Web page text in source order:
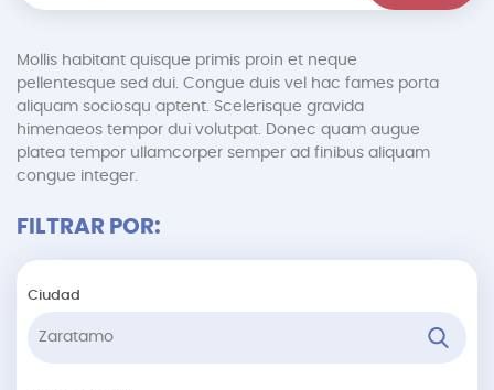
Mollis habitant quisque primis proin et neque
pellentesque sed dui. Congue duis vel hac fames porta
aliquam sociosqu aptent. Scelerisque gravida
himenaeos tempor dui volutpat. Donec quam augue
platea tempor ullamcorper semper ad finibus aliquam
congue integer.
FILTRAR POR:
Ciudad